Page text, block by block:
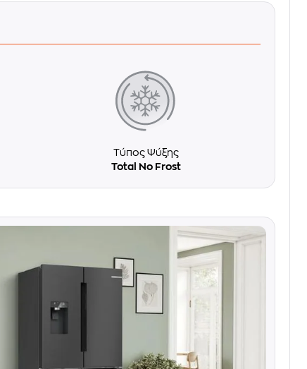
Τύπος Ψύξης
Total No Frost